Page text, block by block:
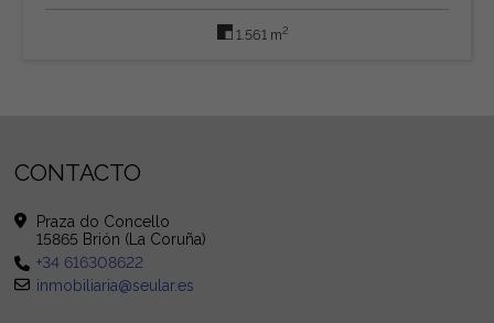
1.561 m2
CONTACTO
Praza do Concello
15865 Brión (La Coruña)
+34 616308622
inmobiliaria@seular.es